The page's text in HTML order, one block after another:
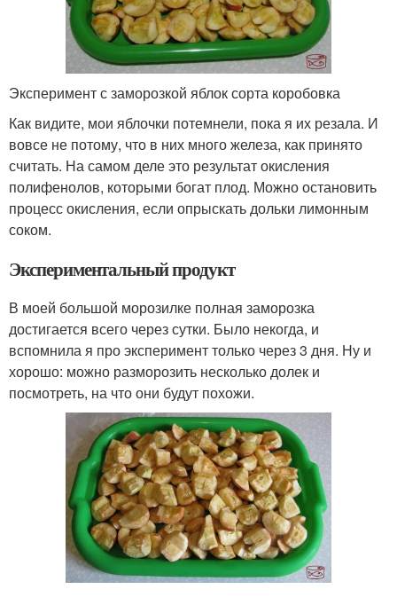
Эксперимент с заморозкой яблок сорта коробовка
Как видите, мои яблочки потемнели, пока я их резала. И
вовсе не потому, что в них много железа, как принято
считать. На самом деле это результат окисления
полифенолов, которыми богат плод. Можно остановить
процесс окисления, если опрыскать дольки лимонным
соком.
Экспериментальный продукт
В моей большой морозилке полная заморозка
достигается всего через сутки. Было некогда, и
вспомнила я про эксперимент только через 3 дня. Ну и
хорошо: можно разморозить несколько долек и
посмотреть, на что они будут похожи.